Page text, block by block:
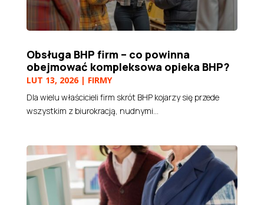
Obsługa BHP firm – co powinna
obejmować kompleksowa opieka BHP?
LUT 13, 2026| FIRMY
Dla wielu właścicieli firm skrót BHP kojarzy się przede
wszystkim z biurokracją, nudnymi...